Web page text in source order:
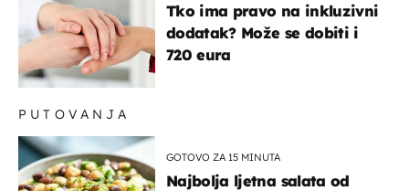
Tko ima pravo na inkluzivni
dodatak? Može se dobiti i
720 eura
PUTOVANJA
GOTOVO ZA 15 MINUTA
Najbolja ljetna salata od